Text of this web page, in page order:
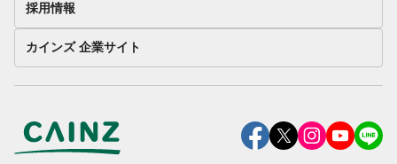
採用情報
カインズ 企業サイト